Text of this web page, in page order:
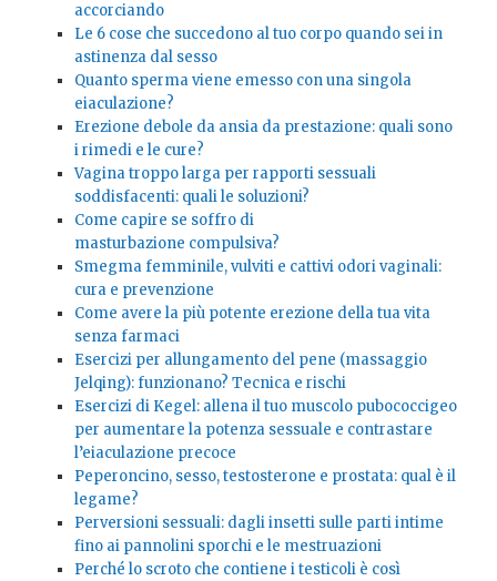
accorciando
Le 6 cose che succedono al tuo corpo quando sei in
astinenza dal sesso
Quanto sperma viene emesso con una singola
eiaculazione?
Erezione debole da ansia da prestazione: quali sono
i rimedi e le cure?
Vagina troppo larga per rapporti sessuali
soddisfacenti: quali le soluzioni?
Come capire se soffro di
masturbazione compulsiva?
Smegma femminile, vulviti e cattivi odori vaginali:
cura e prevenzione
Come avere la più potente erezione della tua vita
senza farmaci
Esercizi per allungamento del pene (massaggio
Jelqing): funzionano? Tecnica e rischi
Esercizi di Kegel: allena il tuo muscolo pubococcigeo
per aumentare la potenza sessuale e contrastare
l’eiaculazione precoce
Peperoncino, sesso, testosterone e prostata: qual è il
legame?
Perversioni sessuali: dagli insetti sulle parti intime
fino ai pannolini sporchi e le mestruazioni
Perché lo scroto che contiene i testicoli è così